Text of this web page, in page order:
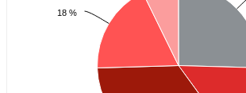
18 %
18 %